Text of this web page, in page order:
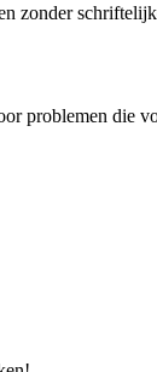
zonder
problemen die